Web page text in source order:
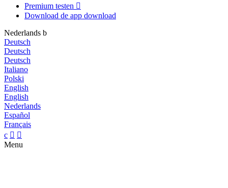
Premium testen 
Download de app download
Nederlands b
Deutsch
Deutsch
Deutsch
Italiano
Polski
English
English
Nederlands
Español
Français
c  
Menu